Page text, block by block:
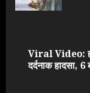
Next
Viral Video:
दर्दनाक हादसा,